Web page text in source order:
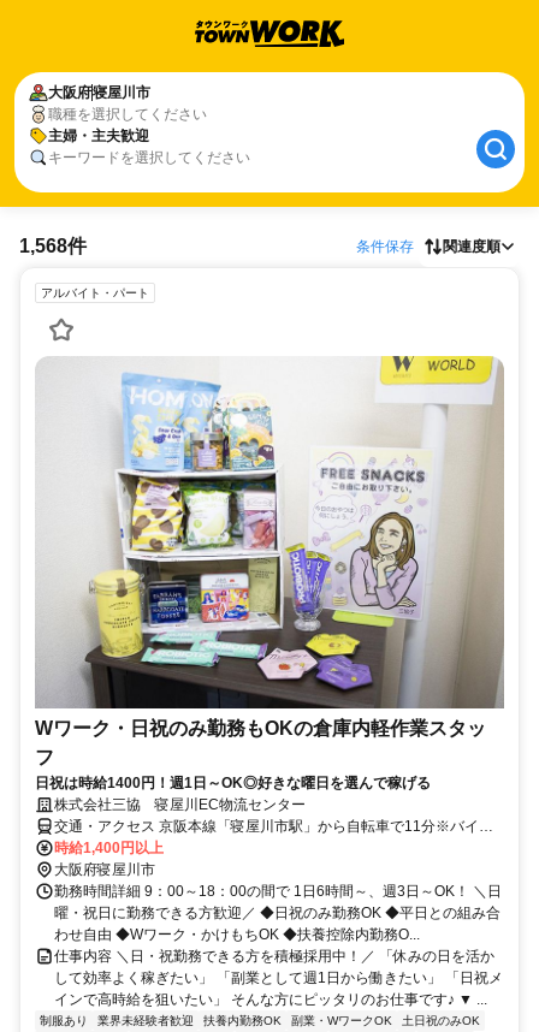
大阪府寝屋川市
職種を選択してください
主婦・主夫歓迎
キーワードを選択してください
1,568件 条件保存 関連度順
アルバイト・パート
Wワーク・日祝のみ勤務もOKの倉庫内軽作業スタッ
フ
日祝は時給1400円！週1日～OK◎好きな曜日を選んで稼げる
株式会社三協 寝屋川EC物流センター
交通・アクセス 京阪本線「寝屋川市駅」から自転車で11分※バイ
ク・自転車通勤可
時給1,400円以上
大阪府寝屋川市
勤務時間詳細 9：00～18：00の間で 1日6時間～、週3日～OK！ ＼日
曜・祝日に勤務できる方歓迎／ ◆日祝のみ勤務OK ◆平日との組み合
わせ自由 ◆Wワーク・かけもちOK ◆扶養控除内勤務O...
仕事内容 ＼日・祝勤務できる方を積極採用中！／ 「休みの日を活か
して効率よく稼ぎたい」 「副業として週1日から働きたい」 「日祝メ
インで高時給を狙いたい」 そんな方にピッタリのお仕事です♪ ▼ ...
制服あり 業界未経験者歓迎 扶養内勤務OK 副業・WワークOK
土日祝のみOK